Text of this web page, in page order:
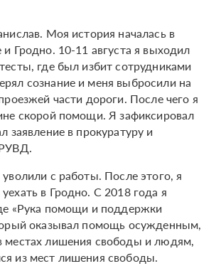
Моя история началась в
Гродно. 10-11 августа я выходил
где был избит сотрудниками
сознание и меня выбросили на
части дороги. После чего я
скорой помощи. Я зафиксировал
заявление в прокуратуру и
с работы. После этого, я
в Гродно. C 2018 года я
«Рука помощи и поддержки
оказывал помощь осужденным,
местах лишения свободы и людям,
из мест лишения свободы.